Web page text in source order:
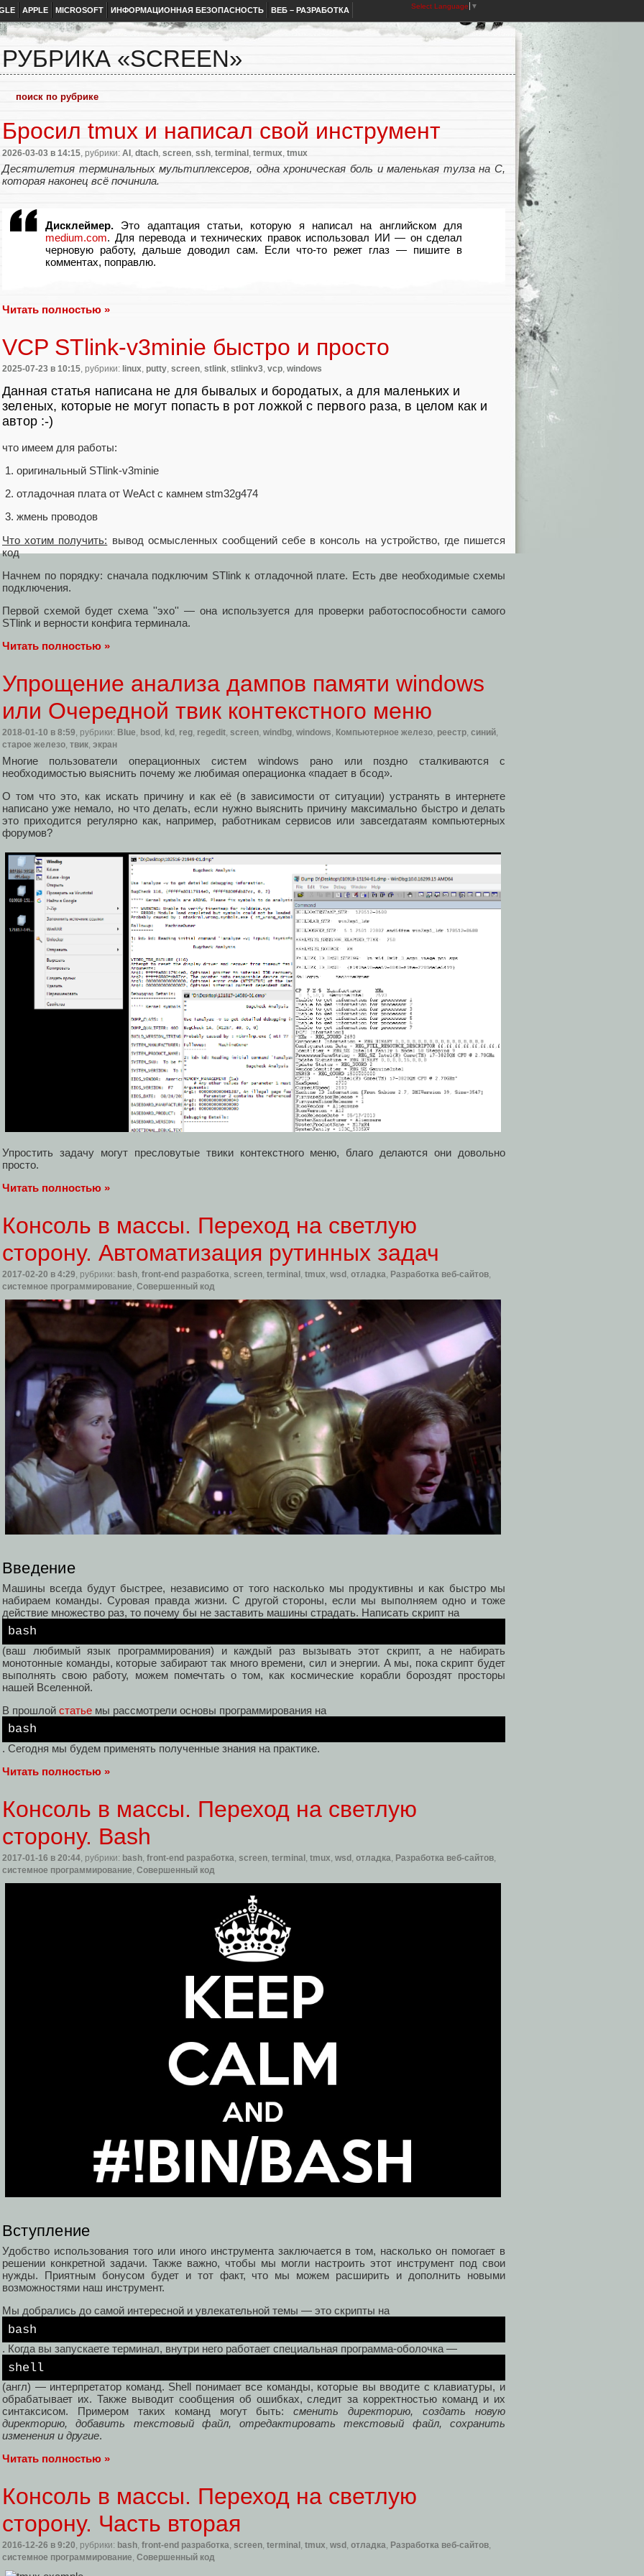
APPLE MICROSOFT ИНФОРМАЦИОННАЯ БЕЗОПАСНОСТЬ ВЕБ – РАЗРАБОТКА Select Language ▼
РУБРИКА «SCREEN»
Бросил tmux и написал свой инструмент
2026-03-03 в 14:15 , рубрики: AI dtach screen ssh terminal termux tmux
Десятилетия терминальных мультиплексеров, одна хроническая боль и маленькая тулза на C,
которая наконец всё починила.
Дисклеймер. Это адаптация статьи, которую я написал на английском для
medium.com. Для перевода и технических правок использовал ИИ — он сделал
черновую работу, дальше доводил сам. Если что-то режет глаз — пишите в
комментах, поправлю.
Читать полностью »
VCP STlink-v3minie быстро и просто
2025-07-23 в 10:15, рубрики: linux, putty, screen, stlink, stlinkv3, vcp, windows
Данная статья написана не для бывалых и бородатых, а для маленьких и
зеленых, которые не могут попасть в рот ложкой с первого раза, в целом как и
автор :-)
что имеем для работы:
оригинальный STlink-v3minie
отладочная плата от WeAct с камнем stm32g474
жмень проводов
Что хотим получить: вывод осмысленных сообщений себе в консоль на устройство, где пишется
код
Начнем по порядку: сначала подключим STlink к отладочной плате. Есть две необходимые схемы
подключения.
Первой схемой будет схема ''эхо'' — она используется для проверки работоспособности самого
STlink и верности конфига терминала.
Читать полностью »
Упрощение анализа дампов памяти windows
или Очередной твик контекстного меню
2018-01-10 в 8:59, рубрики: Blue, bsod , kd , reg, regedit, screen, windbg, windows, Компьютерное железо, реестр, синий,
старое железо, твик, экран
Многие пользователи операционных систем windows рано или поздно сталкиваются с
необходимостью выяснить почему же любимая операционка «падает в бсод».
О том что это, как искать причину и как её (в зависимости от ситуации) устранять в интернете
написано уже немало, но что делать, если нужно выяснить причину максимально быстро и делать
это приходится регулярно как, например, работникам сервисов или завсегдатаям компьютерных
форумов?
Упростить задачу могут пресловутые твики контекстного меню, благо делаются они довольно
просто.
Читать полностью »
Консоль в массы. Переход на светлую
сторону. Автоматизация рутинных задач
2017-02-20 в 4:29, рубрики: bash, front-end разработка, screen, terminal , tmux, wsd , отладка, Разработка веб-сайтов,
системное программирование, Совершенный код
Введение
Машины всегда будут быстрее, независимо от того насколько мы продуктивны и как быстро мы
набираем команды. Суровая правда жизни. С другой стороны, если мы выполняем одно и тоже
действие множество раз, то почему бы не заставить машины страдать. Написать скрипт на
bash
(ваш любимый язык программирования) и каждый раз вызывать этот скрипт, а не набирать
монотонные команды, которые забирают так много времени, сил и энергии. А мы, пока скрипт будет
выполнять свою работу, можем помечтать о том, как космические корабли бороздят просторы
нашей Вселенной.
В прошлой статье мы рассмотрели основы программирования на
bash
. Сегодня мы будем применять полученные знания на практике.
Читать полностью »
Консоль в массы. Переход на светлую
сторону. Bash
2017-01-16 в 20:44, рубрики: bash, front-end разработка, screen, terminal , tmux, wsd , отладка, Разработка веб-сайтов,
системное программирование, Совершенный код
Вступление
Удобство использования того или иного инструмента заключается в том, насколько он помогает в
решении конкретной задачи. Также важно, чтобы мы могли настроить этот инструмент под свои
нужды. Приятным бонусом будет и тот факт, что мы можем расширить и дополнить новыми
возможностями наш инструмент.
Мы добрались до самой интересной и увлекательной темы — это скрипты на
bash
. Когда вы запускаете терминал, внутри него работает специальная программа-оболочка —
shell
(англ) — интерпретатор команд. Shell понимает все команды, которые вы вводите с клавиатуры, и
обрабатывает их. Также выводит сообщения об ошибках, следит за корректностью команд и их
синтаксисом. Примером таких команд могут быть:сменить директорию, создать новую
директорию, добавить текстовый файл, отредактировать текстовый файл, сохранить
изменения и другие.
Читать полностью »
Консоль в массы. Переход на светлую
сторону. Часть вторая
2016-12-26 в 9:20, рубрики: bash, front-end разработка, screen, terminal , tmux, wsd , отладка, Разработка веб-сайтов,
системное программирование, Совершенный код